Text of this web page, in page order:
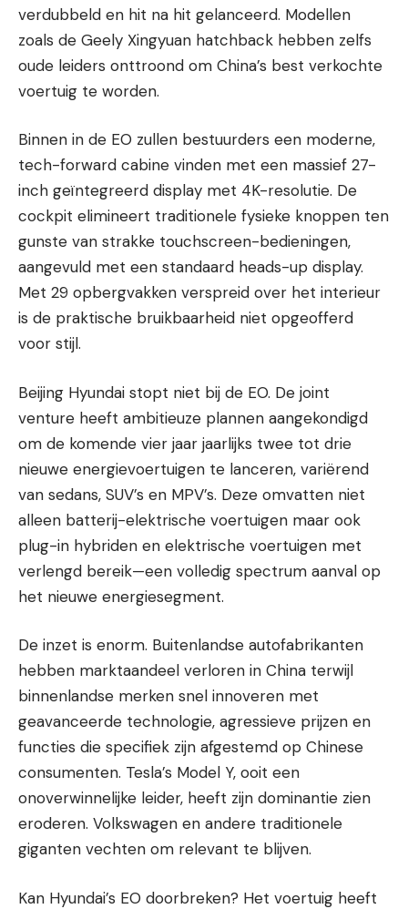
verdubbeld en hit na hit gelanceerd. Modellen
zoals de Geely Xingyuan hatchback hebben zelfs
oude leiders onttroond om China’s best verkochte
voertuig te worden.
Binnen in de EO zullen bestuurders een moderne,
tech-forward cabine vinden met een massief 27-
inch geïntegreerd display met 4K-resolutie. De
cockpit elimineert traditionele fysieke knoppen ten
gunste van strakke touchscreen-bedieningen,
aangevuld met een standaard heads-up display.
Met 29 opbergvakken verspreid over het interieur
is de praktische bruikbaarheid niet opgeofferd
voor stijl.
Beijing Hyundai stopt niet bij de EO. De joint
venture heeft ambitieuze plannen aangekondigd
om de komende vier jaar jaarlijks twee tot drie
nieuwe energievoertuigen te lanceren, variërend
van sedans, SUV’s en MPV’s. Deze omvatten niet
alleen batterij-elektrische voertuigen maar ook
plug-in hybriden en elektrische voertuigen met
verlengd bereik—een volledig spectrum aanval op
het nieuwe energiesegment.
De inzet is enorm. Buitenlandse autofabrikanten
hebben marktaandeel verloren in China terwijl
binnenlandse merken snel innoveren met
geavanceerde technologie, agressieve prijzen en
functies die specifiek zijn afgestemd op Chinese
consumenten. Tesla’s Model Y, ooit een
onoverwinnelijke leider, heeft zijn dominantie zien
eroderen. Volkswagen en andere traditionele
giganten vechten om relevant te blijven.
Kan Hyundai’s EO doorbreken? Het voertuig heeft